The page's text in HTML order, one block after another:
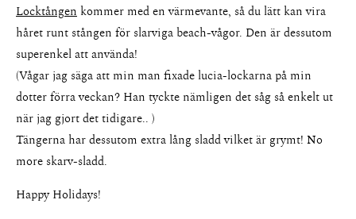
Locktången kommer med en värmevante, så du lätt kan vira
håret runt stången för slarviga beach-vågor. Den är dessutom
superenkel att använda!
(Vågar jag säga att min man fixade lucia-lockarna på min
dotter förra veckan? Han tyckte nämligen det såg så enkelt ut
när jag gjort det tidigare.. )
Tängerna har dessutom extra lång sladd vilket är grymt! No
more skarv-sladd.
Happy Holidays!